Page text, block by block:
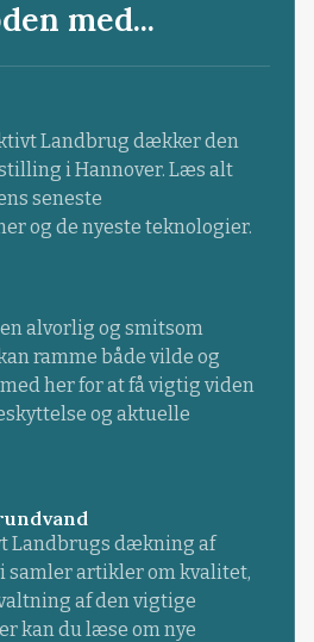
med...
Landbrug dækker den
i Hannover. Læs alt
seneste
og de nyeste teknologier.
alvorlig og smitsom
ramme både vilde og
her for at få vigtig viden
og aktuelle
Landbrugs dækning af
samler artikler om kvalitet,
af den vigtige
kan du læse om nye